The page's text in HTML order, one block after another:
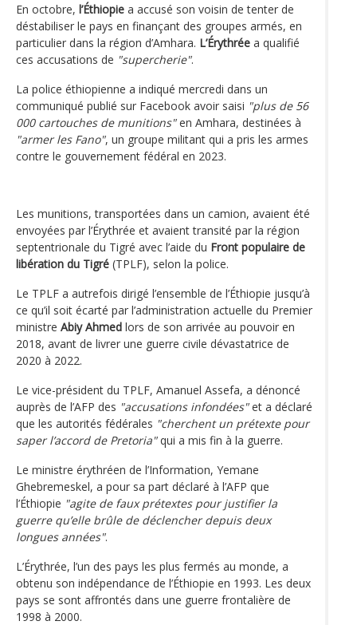
En octobre, l’Éthiopie a accusé son voisin de tenter de
déstabiliser le pays en finançant des groupes armés, en
particulier dans la région d’Amhara. L’Érythrée a qualifié
ces accusations de "supercherie".
La police éthiopienne a indiqué mercredi dans un
communiqué publié sur Facebook avoir saisi "plus de 56
000 cartouches de munitions"en Amhara, destinées à
"armer les Fano", un groupe militant qui a pris les armes
contre le gouvernement fédéral en 2023.
Les munitions, transportées dans un camion, avaient été
envoyées par l’Érythrée et avaient transité par la région
septentrionale du Tigré avec l’aide du Front populaire de
libération du Tigré (TPLF), selon la police.
Le TPLF a autrefois dirigé l’ensemble de l’Éthiopie jusqu’à
ce qu’il soit écarté par l’administration actuelle du Premier
ministre Abiy Ahmed lors de son arrivée au pouvoir en
2018, avant de livrer une guerre civile dévastatrice de
2020 à 2022.
Le vice-président du TPLF, Amanuel Assefa, a dénoncé
auprès de l’AFP des "accusations infondées"et a déclaré
que les autorités fédérales "cherchent un prétexte pour
saper l’accord de Pretoria"qui a mis fin à la guerre.
Le ministre érythréen de l’Information, Yemane
Ghebremeskel, a pour sa part déclaré à l’AFP que
l’Éthiopie "agite de faux prétextes pour justifier la
guerre qu’elle brûle de déclencher depuis deux
longues années".
L’Érythrée, l’un des pays les plus fermés au monde, a
obtenu son indépendance de l’Éthiopie en 1993. Les deux
pays se sont affrontés dans une guerre frontalière de
1998 à 2000.